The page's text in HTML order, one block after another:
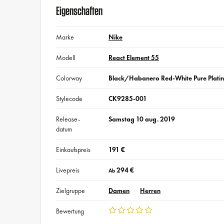
Eigenschaften
Marke Nike
Modell React Element 55
Colorway Black/Habanero Red-White Pure
Stylecode CK9285-001
Release-
datum
Samstag 10 aug. 2019
Einkaufspreis 191 €
Livepreis Ab294 €
Zielgruppe Damen Herren
Bewertung